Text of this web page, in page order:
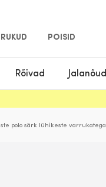
POISID
Rõivad Jalanõud
polo särk lühikeste varrukatega